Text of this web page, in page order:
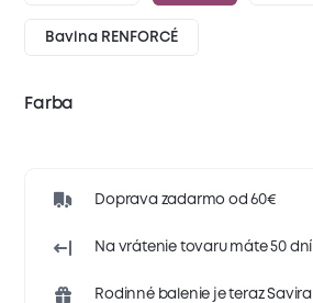
Bavlna RENFORCÉ
Farba
Doprava zadarmo od 60€
Na vrátenie tovaru máte 50 dní
Rodinné balenie je teraz Savira